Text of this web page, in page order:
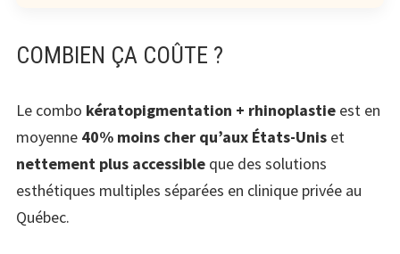
COMBIEN ÇA COÛTE ?
Le combo kératopigmentation + rhinoplastieest en
moyenne 40% moins cher qu’aux États-Uniset
nettement plus accessibleque des solutions
esthétiques multiples séparées en clinique privée au
Québec.